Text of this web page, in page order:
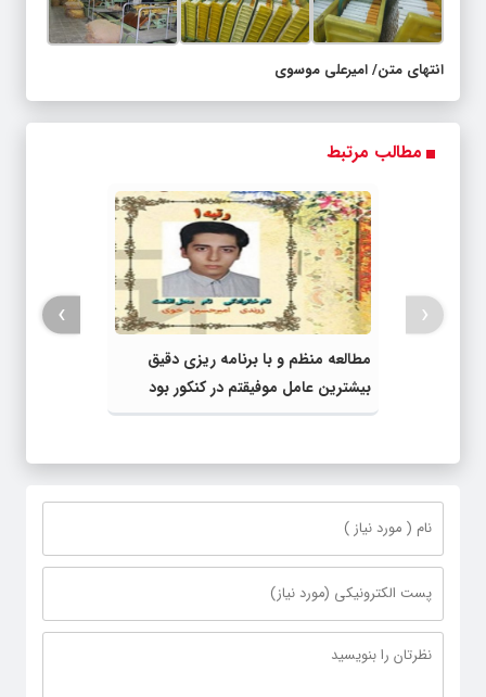
انتهای متن/ امیرعلی موسوی
مطالب مرتبط
مطالعه منظم و با برنامه ریزی دقیق
بیشترین عامل موفیقتم در کنکور بود
‹
›